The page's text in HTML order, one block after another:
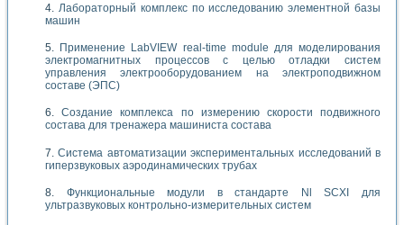
Лабораторный комплекс по исследованию элементной базы
машин
Применение LabVIEW real-time module для моделирования
электромагнитных процессов с целью отладки систем
управления электрооборудованием на электроподвижном
составе (ЭПС)
Создание комплекса по измерению скорости подвижного
состава для тренажера машиниста состава
Система автоматизации экспериментальных исследований в
гиперзвуковых аэродинамических трубах
Функциональные модули в стандарте Nl SCXI для
ультразвуковых контрольно-измерительных систем